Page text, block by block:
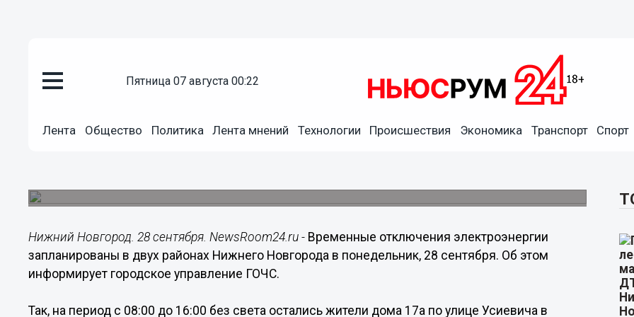
пятница 07 августа 00:22
Лента Общество Политика Лента мнений Технологии Происшествия Экономика Транспорт Спорт
Электричество отключили в двух районах Нижнего
Нижний Новгород. 28 сентября. NewsRoom24.ru - Временные отключения электроэнергии
запланированы в двух районах Нижнего Новгорода в понедельник, 28 сентября. Об этом
информирует городское управление ГОЧС.
Так, на период с 08:00 до 16:00 без света остались жители дома 17а по улице Усиевича в